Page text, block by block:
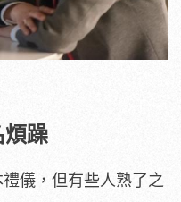
煩躁
儀，但有些人熟了之